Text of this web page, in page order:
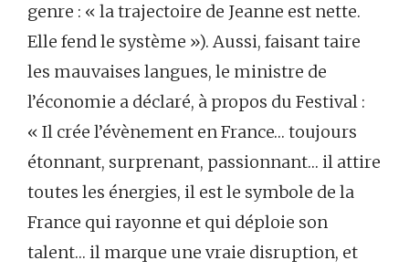
genre : « la trajectoire de Jeanne est nette.
Elle fend le système »). Aussi, faisant taire
les mauvaises langues, le ministre de
l’économie a déclaré, à propos du Festival :
« Il crée l’évènement en France… toujours
étonnant, surprenant, passionnant… il attire
toutes les énergies, il est le symbole de la
France qui rayonne et qui déploie son
talent… il marque une vraie disruption, et